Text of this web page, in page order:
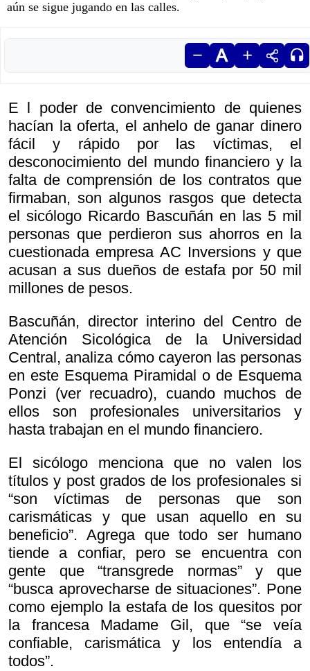
aún se sigue jugando en las calles.
E l poder de convencimiento de quienes
hacían la oferta, el anhelo de ganar dinero
fácil y rápido por las víctimas, el
desconocimiento del mundo financiero y la
falta de comprensión de los contratos que
firmaban, son algunos rasgos que detecta
el sicólogo Ricardo Bascuñán en las 5 mil
personas que perdieron sus ahorros en la
cuestionada empresa AC Inversions y que
acusan a sus dueños de estafa por 50 mil
millones de pesos.
Bascuñán, director interino del Centro de
Atención Sicológica de la Universidad
Central, analiza cómo cayeron las personas
en este Esquema Piramidal o de Esquema
Ponzi (ver recuadro), cuando muchos de
ellos son profesionales universitarios y
hasta trabajan en el mundo financiero.
El sicólogo menciona que no valen los
títulos y post grados de los profesionales si
“son víctimas de personas que son
carismáticas y que usan aquello en su
beneficio”. Agrega que todo ser humano
tiende a confiar, pero se encuentra con
gente que “transgrede normas” y que
“busca aprovecharse de situaciones”. Pone
como ejemplo la estafa de los quesitos por
la francesa Madame Gil, que “se veía
confiable, carismática y los entendía a
todos”.